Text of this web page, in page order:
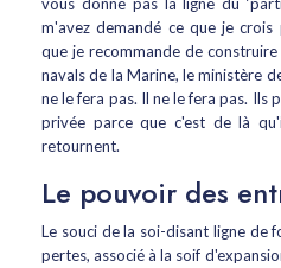
m'avez demandé ce que je crois
que je recommande de
navals de la Marine, le ministère
ne le fera pas. Il ne le fera pas.
privée parce que c'est de là
retournent.
Le pouvoir des
Le souci de la soi-disant ligne de
pertes, associé à la soif